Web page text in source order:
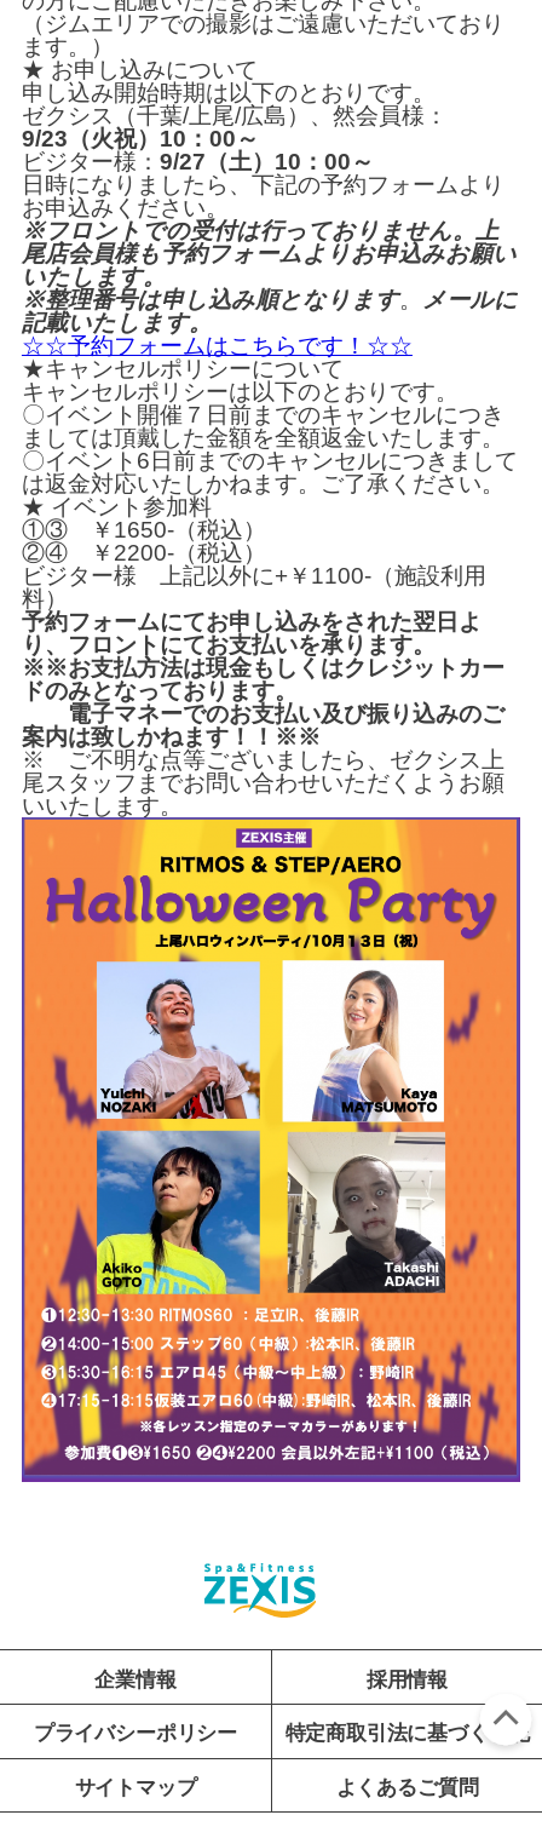
（ジムエリアでの撮影はご遠慮いただいており
ます。）
★ お申し込みについて
申し込み開始時期は以下のとおりです。
ゼクシス（千葉/上尾/広島）、然会員様：
9/23（火祝）10：00～
ビジター様： 9/27（土）10：00～
日時になりましたら、下記の予約フォームより
お申込みください。
※フロントでの受付は行っておりません。上
尾店会員様も予約フォームよりお申込みお願い
いたします。
※整理番号は申し込み順となります。
メールに
記載いたします。
☆☆予約フォームはこちらです！☆☆
★キャンセルポリシーについて
キャンセルポリシーは以下のとおりです。
〇イベント開催７日前までのキャンセルにつき
ましては頂戴した金額を全額返金いたします。
〇イベント6日前までのキャンセルにつきまして
は返金対応いたしかねます。ご了承ください。
★ イベント参加料
①③ ￥1650-（税込）
②④ ￥2200-（税込）
ビジター様 上記以外に+￥1100-（施設利用
料）
予約フォームにてお申し込みをされた翌日よ
り、フロントにてお支払いを承ります。
※※お支払方法は現金もしくはクレジットカー
ドのみとなっております。
電子マネーでのお支払い及び振り込みのご
案内は致しかねます！！※※
※ ご不明な点等ございましたら、ゼクシス上
尾スタッフまでお問い合わせいただくようお願
いいたします。
企業情報 採用情報
プライバシーポリシー 特定商取引法に基づく表記
サイトマップ よくあるご質問